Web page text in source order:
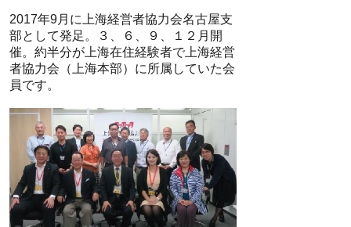
2017年9月に上海経営者協力会名古屋支
部として発足。３、６、９、１２月開
催。約半分が上海在住経験者で上海経営
者協力会（上海本部）に所属していた会
員です。